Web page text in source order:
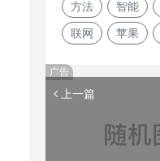
方法 智能
联网 苹果
广告
上一篇